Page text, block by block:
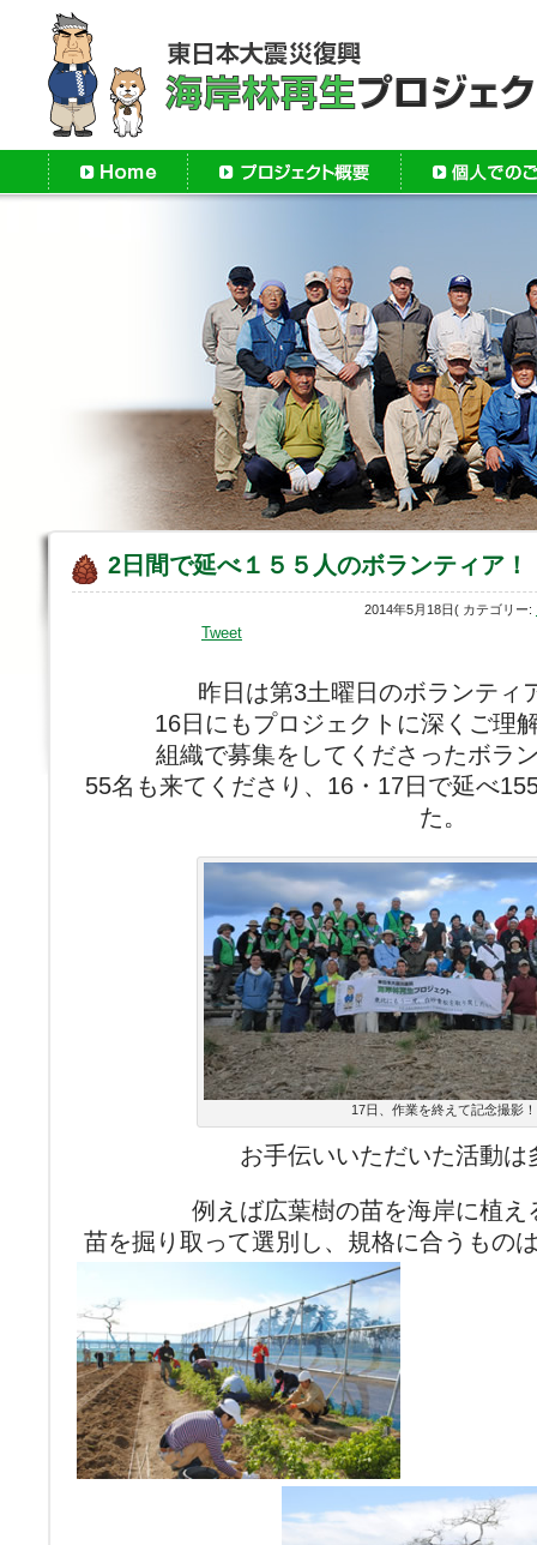
2日間で延べ１５５人のボランティア！
2014年5月18日( カテゴリー:
Tweet
昨日は第3土曜日のボランティ
16日にもプロジェクトに深くご理
組織で募集をしてくださったボラ
55名も来てくださり、16・17日で延べ
た。
17日、作業を終えて記念撮影！
お手伝いいただいた活動は
例えば広葉樹の苗を海岸に植え
苗を掘り取って選別し、規格に合うもの